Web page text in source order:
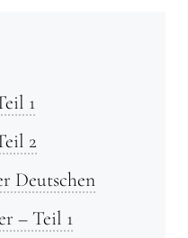
1
2
Deutschen
– Teil 1